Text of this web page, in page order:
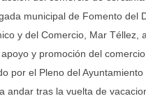
municipal de Fomento del
y del Comercio, Mar Téllez,
y promoción del
por el Pleno del Ayuntamiento
andar tras la vuelta de